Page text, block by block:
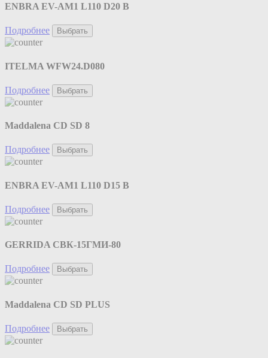
ENBRA EV-AM1 L110 D20 B
Подробнее Выбрать
ITELMA WFW24.D080
Подробнее Выбрать
Maddalena CD SD 8
Подробнее Выбрать
ENBRA EV-AM1 L110 D15 B
Подробнее Выбрать
GERRIDA СВК-15ГМИ-80
Подробнее Выбрать
Maddalena CD SD PLUS
Подробнее Выбрать